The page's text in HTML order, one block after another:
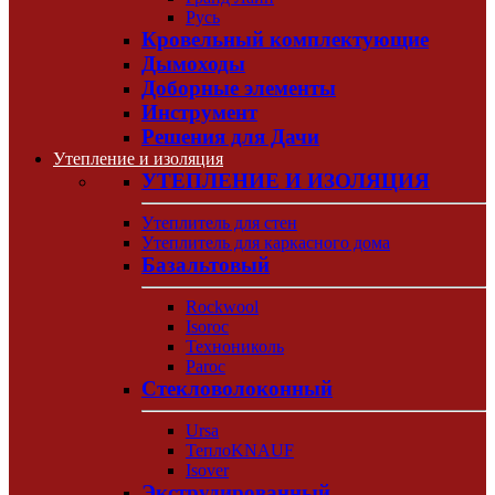
Русь
Кровельный комплектующие
Дымоходы
Доборные элементы
Инструмент
Решения для Дачи
Утепление и изоляция
УТЕПЛЕНИЕ И ИЗОЛЯЦИЯ
Утеплитель для стен
Утеплитель для каркасного дома
Базальтовый
Rockwool
Isoroc
Технониколь
Paroc
Стекловолоконный
Ursa
ТеплоKNAUF
Isover